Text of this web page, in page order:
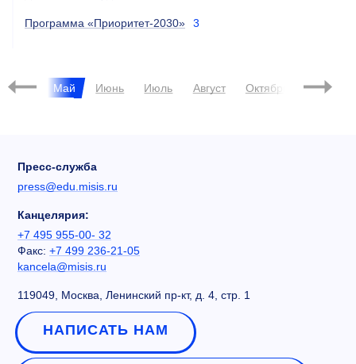
Программа «Приоритет-2030» 3
Май Июнь Июль Август Октябрь Ноябрь
Пресс-служба
press@edu.misis.ru
Канцелярия:
+7 495 955-00- 32
Факс: +7 499 236-21-05
kancela@misis.ru
119049, Москва, Ленинский пр-кт, д. 4, стр. 1
НАПИСАТЬ НАМ